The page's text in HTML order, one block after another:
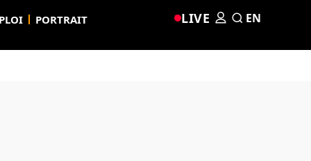
PORTRAIT LIVE EN